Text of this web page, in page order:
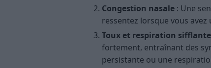
Congestion nasale : Une
ressentez lorsque vous avez
Toux et respiration sifflante
fortement, entraînant des
persistante ou une